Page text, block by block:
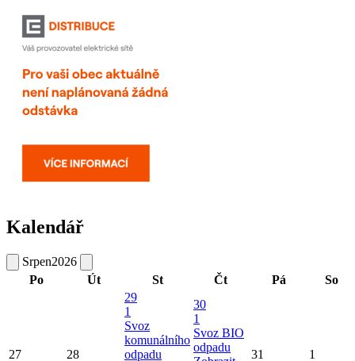
Kalendář
Srpen2026
Po
Út St Čt Pá So
27 28
29
1
Svoz
komunálního
odpadu
30
1
Svoz BIO
odpadu
31 1